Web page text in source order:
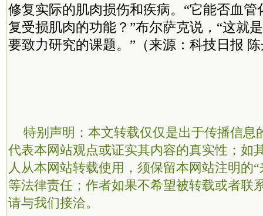
修复实际的肌肉损伤和疾病。“它能否血
复受损肌肉的功能？”布尔萨克说，“这就
要致力研究的课题。”（来源：科技日报
特别声明：本文转载仅仅是出于传播信息
代表本网站观点或证实其内容的真实性；如
人从本网站转载使用，须保留本网站注明的
等法律责任；作者如果不希望被转载或者联
请与我们接洽。